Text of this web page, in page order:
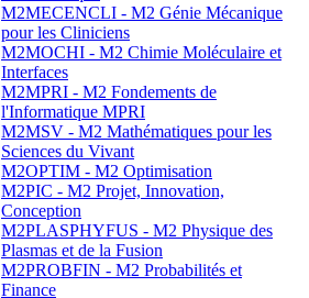
M2MECENCLI - M2 Génie Mécanique
pour les Cliniciens
M2MOCHI - M2 Chimie Moléculaire et
Interfaces
M2MPRI - M2 Fondements de
l'Informatique MPRI
M2MSV - M2 Mathématiques pour les
Sciences du Vivant
M2OPTIM - M2 Optimisation
M2PIC - M2 Projet, Innovation,
Conception
M2PLASPHYFUS - M2 Physique des
Plasmas et de la Fusion
M2PROBFIN - M2 Probabilités et
Finance